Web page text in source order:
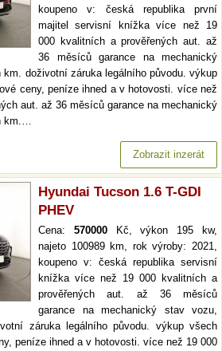
koupeno v: česká republika první
majitel servisní knížka více než 19
000 kvalitních a prověřených aut. až
36 měsíců garance na mechanický
doživotní záruka legálního původu. výkup
ceny, peníze ihned a v hotovosti. více než
aut. až 36 měsíců garance na mechanický
km.…
Zobrazit inzerát
Hyundai Tucson 1.6 T-GDI
PHEV
Cena: 570000Kč, výkon 195 kw,
najeto 100989 km, rok výroby: 2021,
koupeno v: česká republika servisní
knížka více než 19 000 kvalitních a
prověřených aut. až 36 měsíců
garance na mechanický stav vozu,
záruka legálního původu. výkup všech
peníze ihned a v hotovosti. více než 19 000